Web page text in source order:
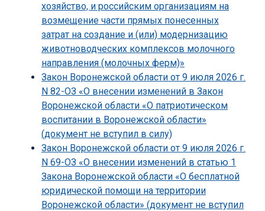
хозяйство, и российским организациям на
возмещение части прямых понесенных
затрат на создание и (или) модернизацию
животноводческих комплексов молочного
направления (молочных ферм)»
Закон Воронежской области от 9 июля 2026 г.
N 82-ОЗ «О внесении изменений в Закон
Воронежской области «О патриотическом
воспитании в Воронежской области»
(документ не вступил в силу)
Закон Воронежской области от 9 июля 2026 г.
N 69-ОЗ «О внесении изменений в статью 1
Закона Воронежской области «О бесплатной
юридической помощи на территории
Воронежской области» (документ не вступил